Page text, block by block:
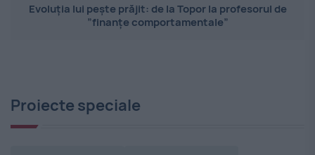
Evoluția lui pește prăjit: de la Topor la profesorul de
”finanțe comportamentale”
Proiecte speciale